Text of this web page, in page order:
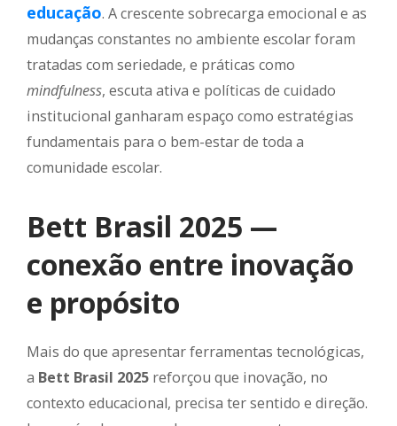
educação. A crescente sobrecarga emocional e as
mudanças constantes no ambiente escolar foram
tratadas com seriedade, e práticas como
mindfulness, escuta ativa e políticas de cuidado
institucional ganharam espaço como estratégias
fundamentais para o bem-estar de toda a
comunidade escolar.
Bett Brasil 2025 —
conexão entre inovação
e propósito
Mais do que apresentar ferramentas tecnológicas,
a Bett Brasil 2025 reforçou que inovação, no
contexto educacional, precisa ter sentido e direção.